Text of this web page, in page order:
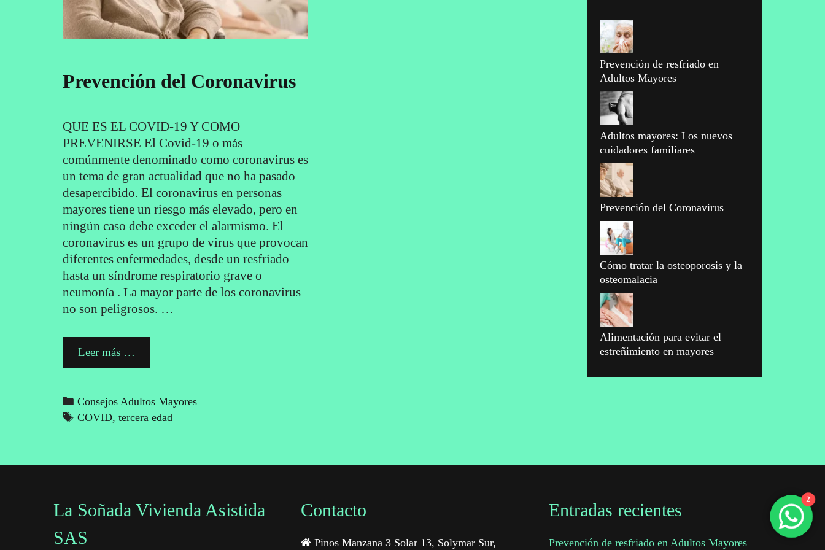
Prevención del Coronavirus
QUE ES EL COVID-19 Y COMO
PREVENIRSE El Covid-19 o más
comúnmente denominado como coronavirus es
un tema de gran actualidad que no ha pasado
desapercibido. El coronavirus en personas
mayores tiene un riesgo más elevado, pero en
ningún caso debe exceder el alarmismo. El
coronavirus es un grupo de virus que provocan
diferentes enfermedades, desde un resfriado
hasta un síndrome respiratorio grave o
neumonía . La mayor parte de los coronavirus
no son peligrosos. …
Leer más …
del
Categories
Consejos Adultos Mayores
Tags
COVID, tercera edad
Prevención de resfriado en
Adultos Mayores
Adultos mayores: Los nuevos
cuidadores familiares
Prevención del Coronavirus
Cómo tratar la osteoporosis y la
osteomalacia
Alimentación para evitar el
estreñimiento en mayores
La Soñada Vivienda Asistida
SAS
Contacto
Pinos Manzana 3 Solar 13, Solymar Sur,
Entradas recientes
Prevención de resfriado en Adultos Mayores
2